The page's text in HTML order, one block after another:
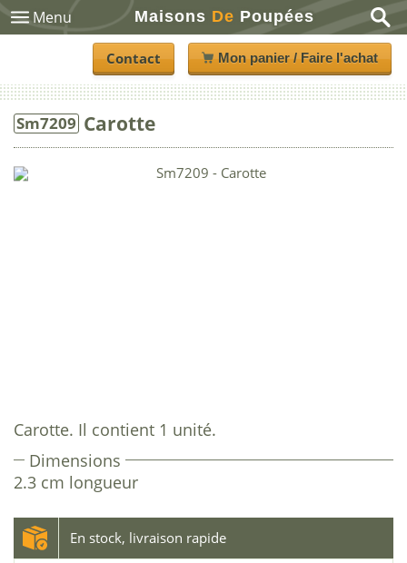
Menu Maisons De Poupées
Contact Mon panier / Faire l'achat
Sm7209 Carotte
Carotte. Il contient 1 unité.
Dimensions
2.3 cm longueur
En stock, livraison rapide